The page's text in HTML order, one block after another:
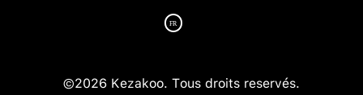
©2026 Kezakoo. Tous droits reservés.